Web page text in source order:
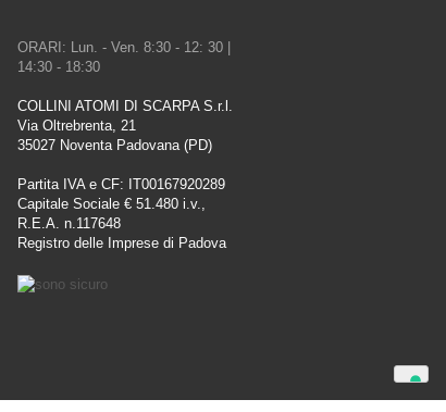
ORARI: Lun. - Ven. 8:30 - 12: 30 |
14:30 - 18:30
COLLINI ATOMI DI SCARPA S.r.l.
Via Oltrebrenta, 21
35027 Noventa Padovana (PD)
Partita IVA e CF: IT00167920289
Capitale Sociale € 51.480 i.v.,
R.E.A. n.117648
Registro delle Imprese di Padova